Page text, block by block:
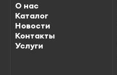
О нас
Каталог
Новости
Контакты
Услуги